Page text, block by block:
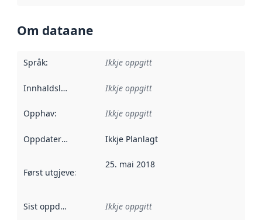
Om dataane
Språk: Ikkje oppgitt
Innhaldsleverandørar :
Ikkje oppgitt
Opphav: Ikkje oppgitt
Oppdateringsfrekvens :
Ikkje Planlagt
Først utgjeve:
25. mai 2018
Sist oppdatert Ikkje oppgitt